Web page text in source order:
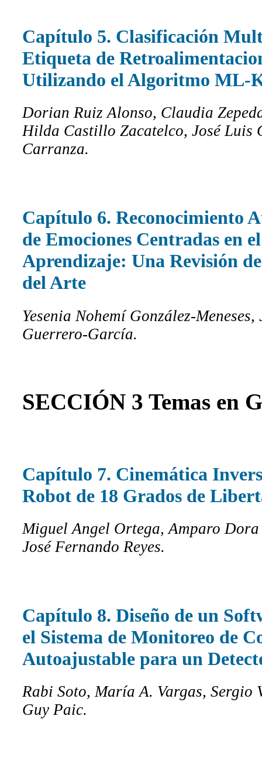
Capítulo 5. Clasificación
Etiqueta de
Utilizando el Algoritmo ML-
Dorian Ruiz Alonso, Claudia
Hilda Castillo Zacatelco, José Luis
Carranza.
Capítulo 6. Reconocimiento
de Emociones Centradas en el
Aprendizaje: Una Revisión
del Arte
Yesenia Nohemí González-Meneses,
Guerrero-García.
SECCIÓN 3 Temas en
Capítulo 7. Cinemática
Robot de 18 Grados de
Miguel Angel Ortega, Amparo
José Fernando Reyes.
Capítulo 8. Diseño de un
el Sistema de Monitoreo de
Autoajustable para un
Rabi Soto, María A. Vargas, Sergio
Guy Paic.